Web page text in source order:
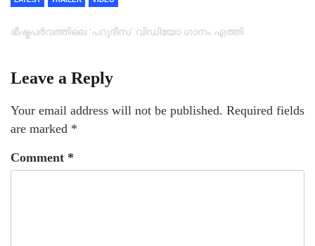
ഭീഷ്മപര്‍വത്തിലെ ‘പറുദീസ’ വിഡിയോ ഗാനം എത്തി
Leave a Reply
Your email address will not be published. Required fields
are marked *
Comment *